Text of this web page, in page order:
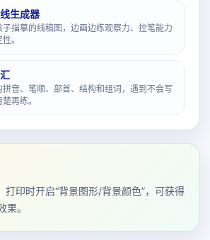
生成器
子描摹的线稿图，边画边练观察力、控笔能力
。
拼音、笔顺、部首、结构和组词，遇到不会写
再练。
打印时开启“背景图形/背景颜色”，可获得
果。